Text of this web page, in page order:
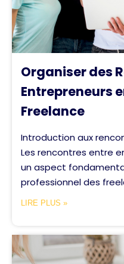
Organiser des
Entrepreneurs
Freelance
Introduction aux
Les rencontres entre
un aspect
professionnel des
LIRE PLUS »